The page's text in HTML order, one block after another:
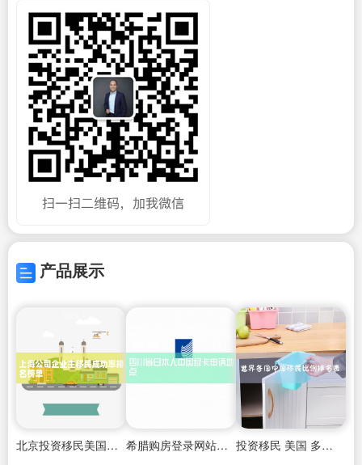
产品展示
北京投资移民美国条件是什么 希腊购房登录网站是什么网址啊 投资移民 美国 多少钱 2024